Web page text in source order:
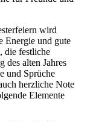
wird
Energie und gute
die festliche
des alten Jahres
und Sprüche
herzliche Note
Elemente